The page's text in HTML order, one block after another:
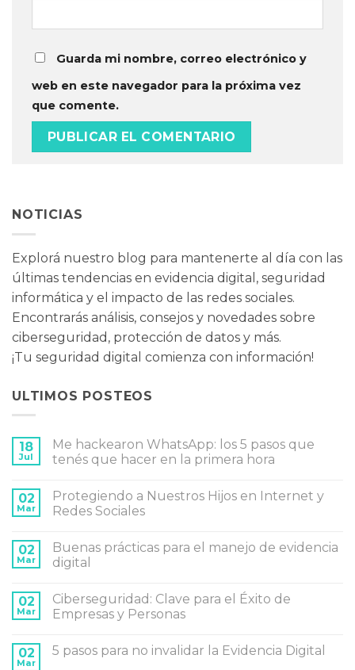
Guarda mi nombre, correo electrónico y
web en este navegador para la próxima vez
que comente.
NOTICIAS
Explorá nuestro blog para mantenerte al día con las
últimas tendencias en evidencia digital, seguridad
informática y el impacto de las redes sociales.
Encontrarás análisis, consejos y novedades sobre
ciberseguridad, protección de datos y más.
¡Tu seguridad digital comienza con información!
ULTIMOS POSTEOS
18
Jul
Me hackearon WhatsApp: los 5 pasos que
tenés que hacer en la primera hora
comentarios
en
Me
los
5
pasos
que
hacer
en
hora
02
Mar
Protegiendo a Nuestros Hijos en Internet y
Redes Sociales
comentarios
en
Protegiendo
Hijos
en
Internet
Sociales
02
Mar
Buenas prácticas para el manejo de evidencia
digital
comentarios
en
Buenas
el
manejo
02
Mar
Ciberseguridad: Clave para el Éxito de
Empresas y Personas
comentarios
02
Mar
5 pasos para no invalidar la Evidencia Digital